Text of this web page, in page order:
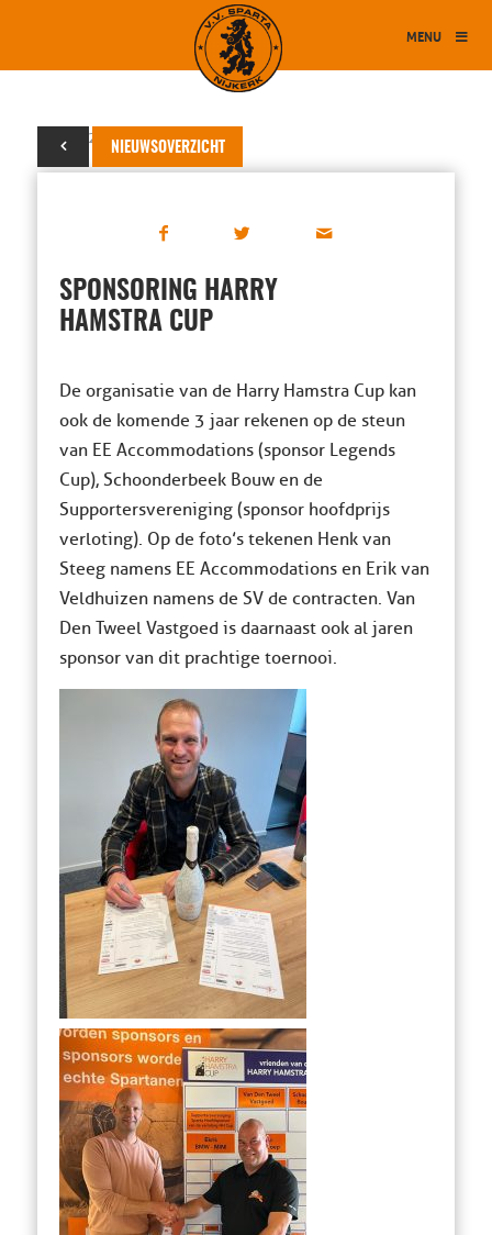
MENU
NIEUWSOVERZICHT
23 mei 2023
SPONSORING HARRY
HAMSTRA CUP
De organisatie van de Harry Hamstra Cup kan
ook de komende 3 jaar rekenen op de steun
van EE Accommodations (sponsor Legends
Cup), Schoonderbeek Bouw en de
Supportersvereniging (sponsor hoofdprijs
verloting). Op de foto’s tekenen Henk van
Steeg namens EE Accommodations en Erik van
Veldhuizen namens de SV de contracten. Van
Den Tweel Vastgoed is daarnaast ook al jaren
sponsor van dit prachtige toernooi.